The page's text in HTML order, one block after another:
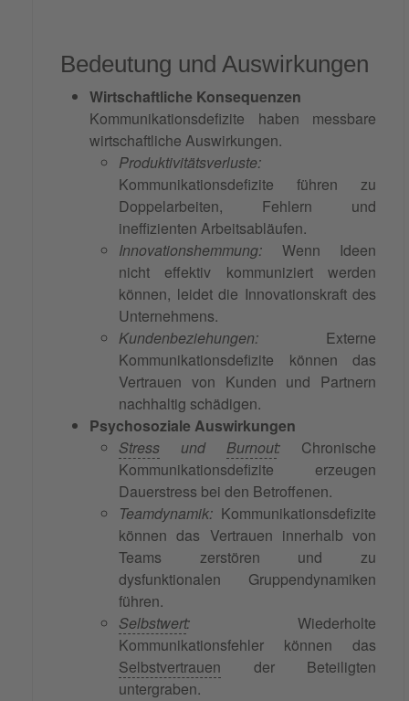
Bedeutung und Auswirkungen
Wirtschaftliche Konsequenzen
Kommunikationsdefizite haben messbare
wirtschaftliche Auswirkungen.
Produktivitätsverluste:
Kommunikationsdefizite führen zu
Doppelarbeiten, Fehlern und
ineffizienten Arbeitsabläufen.
Innovationshemmung: Wenn Ideen
nicht effektiv kommuniziert werden
können, leidet die Innovationskraft des
Unternehmens.
Kundenbeziehungen: Externe
Kommunikationsdefizite können das
Vertrauen von Kunden und Partnern
nachhaltig schädigen.
Psychosoziale Auswirkungen
Stress und Burnout: Chronische
Kommunikationsdefizite erzeugen
Dauerstress bei den Betroffenen.
Teamdynamik: Kommunikationsdefizite
können das Vertrauen innerhalb von
Teams zerstören und zu
dysfunktionalen Gruppendynamiken
führen.
Selbstwert: Wiederholte
Kommunikationsfehler können das
Selbstvertrauen der Beteiligten
untergraben.